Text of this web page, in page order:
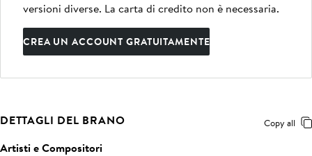
versioni diverse. La carta di credito non è necessaria.
CREA UN ACCOUNT GRATUITAMENTE
DETTAGLI DEL BRANO Copy all
Artisti e Compositori